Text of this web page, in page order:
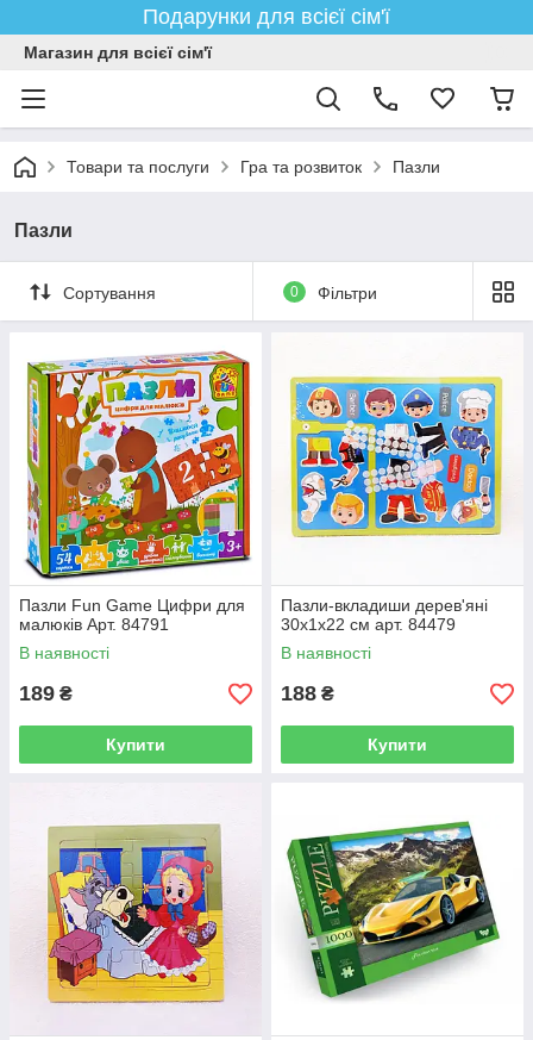
Подарунки для всієї сім'ї
Магазин для всієї сім'ї
Товари та послуги Гра та розвиток Пазли
Пазли
Сортування 0 Фільтри
Пазли Fun Game Цифри для
малюків Арт. 84791
В наявності
189 ₴
Купити
Пазли-вкладиши дерев'яні
30х1х22 см арт. 84479
В наявності
188 ₴
Купити